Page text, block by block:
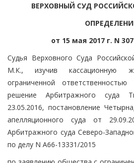
ВЕРХОВНЫЙ СУД
от 15 мая 2017 г. N
Судья Верховного Суда
М.К., изучив кассационную
ограниченной
решение Арбитражного суда
23.05.2016, постановление
апелляционного суда от
Арбитражного суда Северо-
по делу N А66-13331/2015